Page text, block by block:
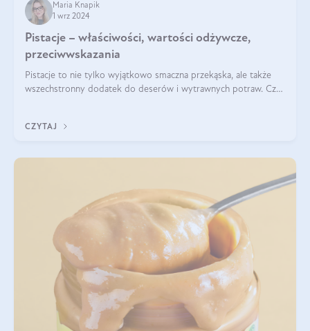
Maria Knapik
1 wrz 2024
Pistacje – właściwości, wartości odżywcze,
przeciwwskazania
Pistacje to nie tylko wyjątkowo smaczna przekąska, ale także
wszechstronny dodatek do deserów i wytrawnych potraw. Czy
CZYTAJ